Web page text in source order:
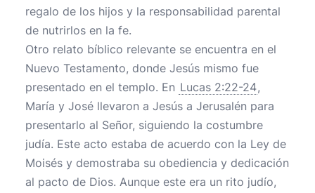
regalo de los hijos y la responsabilidad parental
de nutrirlos en la fe.
Otro relato bíblico relevante se encuentra en el
Nuevo Testamento, donde Jesús mismo fue
presentado en el templo. En Lucas 2:22-24,
María y José llevaron a Jesús a Jerusalén para
presentarlo al Señor, siguiendo la costumbre
judía. Este acto estaba de acuerdo con la Ley de
Moisés y demostraba su obediencia y dedicación
al pacto de Dios. Aunque este era un rito judío,